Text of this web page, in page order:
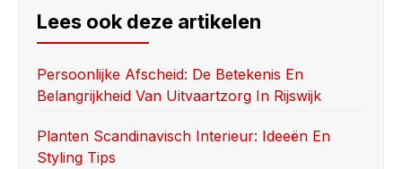
e
b
o
o
k
o
d
o
n
e
Lees ook deze artikelen
Persoonlijke Afscheid: De Betekenis En
Belangrijkheid Van Uitvaartzorg In Rijswijk
Planten Scandinavisch Interieur: Ideeën En
Styling Tips